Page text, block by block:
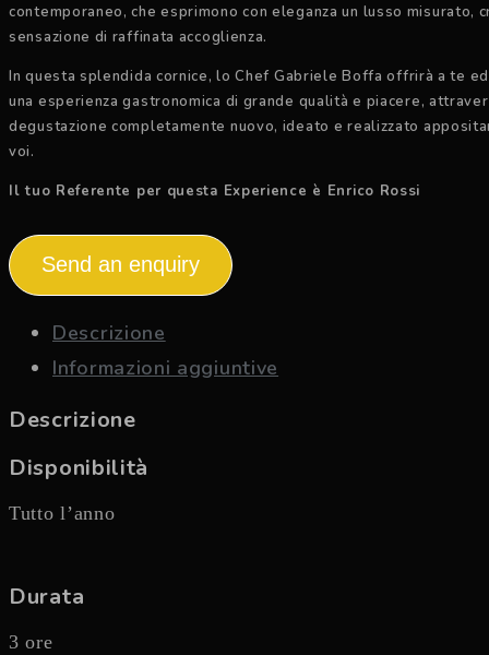
contemporaneo, che esprimono con eleganza un lusso misurato,
sensazione di raffinata accoglienza.
In questa splendida cornice, lo Chef Gabriele Boffa offrirà a te
una esperienza gastronomica di grande qualità e piacere,
degustazione completamente nuovo, ideato e realizzato
voi.
Il tuo Referente per questa Experience è Enrico Rossi
Send an enquiry
Descrizione
Informazioni aggiuntive
Descrizione
Disponibilità
Tutto l’anno
Durata
3 ore